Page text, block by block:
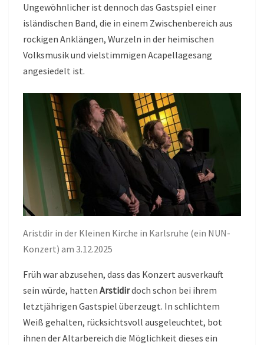
Ungewöhnlicher ist dennoch das Gastspiel einer
isländischen Band, die in einem Zwischenbereich aus
rockigen Anklängen, Wurzeln in der heimischen
Volksmusik und vielstimmigen Acapellagesang
angesiedelt ist.
Aristdir in der Kleinen Kirche in Karlsruhe (ein NUN-
Konzert) am 3.12.2025
Früh war abzusehen, dass das Konzert ausverkauft
sein würde, hatten Arstidirdoch schon bei ihrem
letztjährigen Gastspiel überzeugt. In schlichtem
Weiß gehalten, rücksichtsvoll ausgeleuchtet, bot
ihnen der Altarbereich die Möglichkeit dieses ein